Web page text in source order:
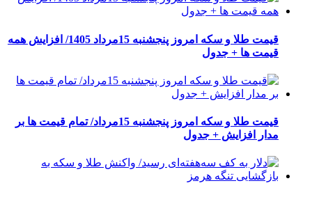
قیمت طلا و سکه امروز پنجشنبه 15مرداد 1405/ افزایش همه
قیمت ها + جدول
قیمت طلا و سکه امروز پنجشنبه 15مرداد/ تمام قیمت ها بر
مدار افزایش + جدول